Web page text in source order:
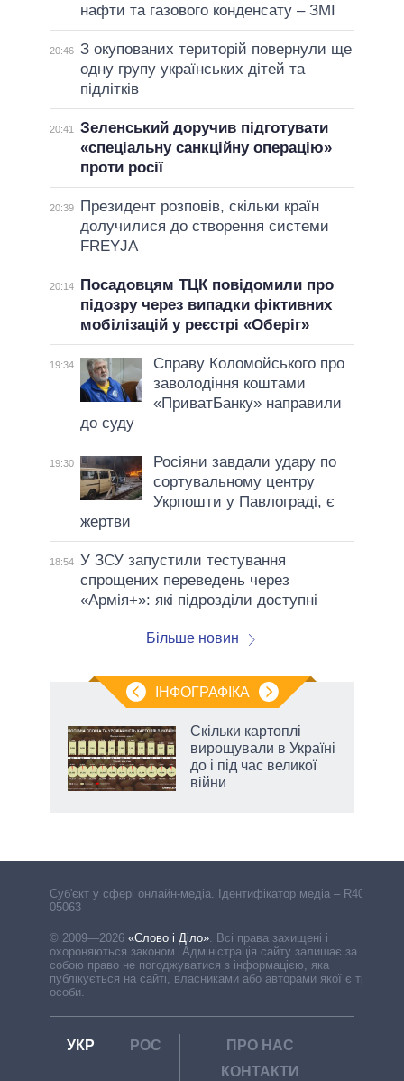
нафти та газового конденсату – ЗМІ
20:46 З окупованих територій повернули ще
одну групу українських дітей та
підлітків
20:41
Зеленський доручив підготувати
«спеціальну санкційну операцію»
проти росії
20:39
Президент розповів, скільки країн
долучилися до створення системи
FREYJA
20:14
Посадовцям ТЦК повідомили про
підозру через випадки фіктивних
мобілізацій у реєстрі «Оберіг»
19:34
Справу Коломойського про
заволодіння коштами
«ПриватБанку» направили
до суду
19:30
Росіяни завдали удару по
сортувальному центру
Укрпошти у Павлограді, є
жертви
18:54 У ЗСУ запустили тестування
спрощених переведень через
«Армія+»: які підрозділи доступні
Більше новин
ІНФОГРАФІКА
Скільки картоплі
вирощували в Україні
до і під час великої
війни
Cуб'єкт у сфері онлайн-медіа. Ідентифікатор медіа – R40-
05063
© 2009—2026 «Слово і Діло»
Всі права захищені і
охороняються законом. Адміністрація сайту залишає за
собою право не погоджуватися з інформацією, яка
публікується на сайті, власниками або авторами якої є треті
особи.
УКР РОС
ПРО НАС
КОНТАКТИ